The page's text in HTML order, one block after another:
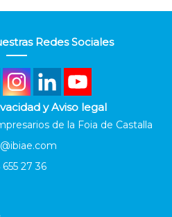
Redes Sociales
y Aviso legal
de la Foia de Castalla
655 27 36